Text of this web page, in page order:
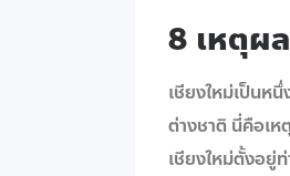
8 เหตุผ
เชียงใหม่เป็นห
ต่างชาติ นี่คือเห
เชียงใหม่ตั้งอยู่